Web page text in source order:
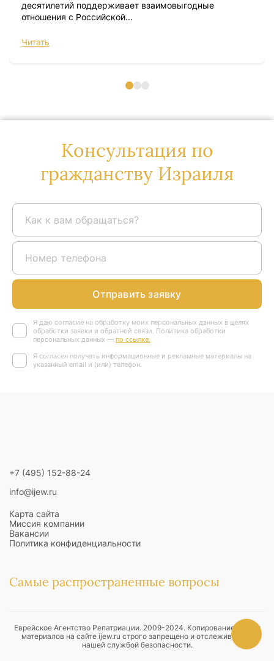
десятилетий поддерживает взаимовыгодные
отношения с Российской...
Читать
Консультация по
гражданству Израиля
Отправить заявку
Я даю согласие на обработку моих персональных данных в целях
обработки заявки и обратной связи. Политика обработки
персональных данных — по ссылке.
Я согласен получать информационные и рекламные материалы на
указанный email и (или) телефон.
+7 (495) 152-88-24
info@ijew.ru
Карта сайта
Миссия компании
Вакансии
Политика конфиденциальности
Самые распространенные вопросы
Тест ДНК на Еврейство
Получение гражданства Израиля
Как активировать теудат зеут
Как получить ПМЖ в Израиле
Как уехать жить в Израиль
Медицинская страховка
️Еврейское Агентство Репатриации. 2009-2024. Копирование любых
материалов на сайте ijew.ru строго запрещено и отслеживается
нашей службой безопасности.